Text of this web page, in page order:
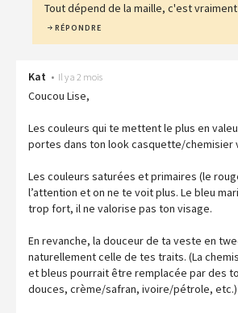
Tout dépend de la maille, c'est vraiment
RÉPONDRE
Kat • Il y a 2 mois
Coucou Lise,
Les couleurs qui te mettent le plus en
portes dans ton look casquette/chemisier
Les couleurs saturées et primaires (le
l’attention et on ne te voit plus. Le bleu
trop fort, il ne valorise pas ton visage.
En revanche, la douceur de ta veste en
naturellement celle de tes traits. (La
et bleus pourrait être remplacée par des
douces, crème/safran, ivoire/pétrole, etc.)